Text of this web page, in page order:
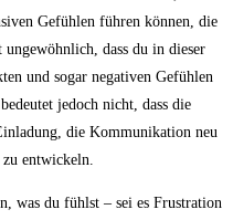
Gefühlen führen können, die
dass⁢ du in dieser
und​ sogar ⁢negativen Gefühlen
jedoch ‍nicht, dass die
die Kommunikation neu
entwickeln.
was du fühlst –⁤ sei​ es Frustration